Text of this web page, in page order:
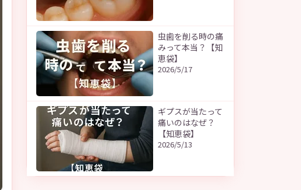
虫歯を削る時の痛
みって本当？【知
恵袋】
2026/5/17
ギプスが当たって
痛いのはなぜ？
【知恵袋】
2026/5/13